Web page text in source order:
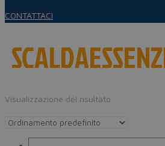
CONTATTACI
Visualizzazione del risultato